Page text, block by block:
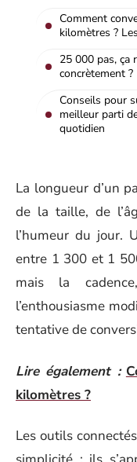
Comment
kilomètres ?
25 000 pas, ça
concrètement ?
Conseils pour
meilleur parti
quotidien
La longueur d’un
de la taille, de
l’humeur du jour.
entre 1 300 et 1
mais la
l’enthousiasme
tentative de
Lire également :
kilomètres ?
Les outils